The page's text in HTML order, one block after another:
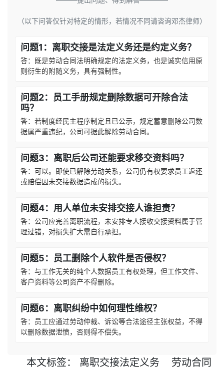
（以下问答仅针对特定的情形，若情况不同请咨询邓杰律师）
问题1：离职交接是法定义务还是约定义务？
答：既是劳动合同法明确规定的法定义务，也是诚实信用原
则衍生的附随义务，具有强制性。
问题2：员工手册规定删除数据可开除合法
吗？
答：若制度经民主程序制定且已公示，规定蓄意删除公司数
据属严重违纪，公司可据此解除劳动合同。
问题3：离职后公司还能要求移交资料吗？
答：可以。即使已解除劳动关系，公司仍有权要求员工返还
或赔偿因未交接数据造成的损失。
问题4：用人单位未安排交接人谁担责？
答：公司应完善离职流程，未安排专人接收交接资料属于管
理过错，对损失扩大需自行承担。
问题5：员工删除个人软件是否侵权？
答：与工作无关的纯个人数据员工有权处理，但工作文件、
客户资料等公司资产不得删除。
问题6：离职纠纷中如何理性维权？
答：员工应通过劳动仲裁、诉讼等合法途径主张权益，不得
以删除数据泄愤，否则得不偿失。
本文标签： 离职交接法定义务 劳动合同